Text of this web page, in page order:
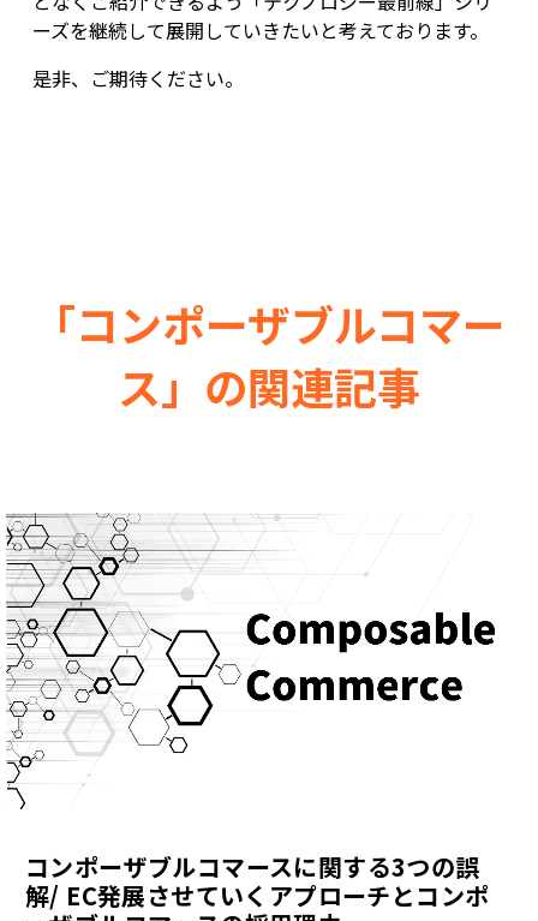
ーズを継続して展開していきたいと考えております。
是非、ご期待ください。
「コンポーザブルコマー
ス」の関連記事
コンポーザブルコマースに関する3つの誤
解/ EC発展させていくアプローチとコンポ